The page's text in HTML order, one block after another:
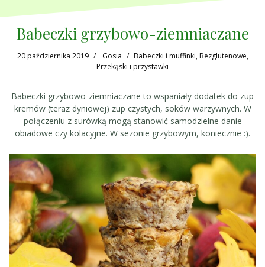
Babeczki grzybowo-ziemniaczane
20 października 2019 Gosia Babeczki i muffinki,Bezglutenowe,
Przekąski i przystawki
Babeczki grzybowo-ziemniaczane to wspaniały dodatek do zup
kremów (teraz dyniowej) zup czystych, soków warzywnych. W
połączeniu z surówką mogą stanowić samodzielne danie
obiadowe czy kolacyjne. W sezonie grzybowym, koniecznie :).